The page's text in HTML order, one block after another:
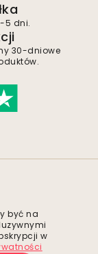
5 dni.
30-dniowe
być na
w